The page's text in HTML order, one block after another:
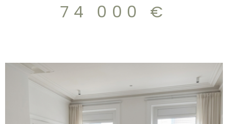
74 000 €